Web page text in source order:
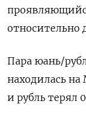
относительно
Пара юань/
находилась
и рубль терял